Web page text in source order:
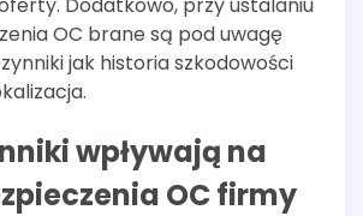
OC brane są pod uwagę
jak historia szkodowości
wpływają na
OC firmy